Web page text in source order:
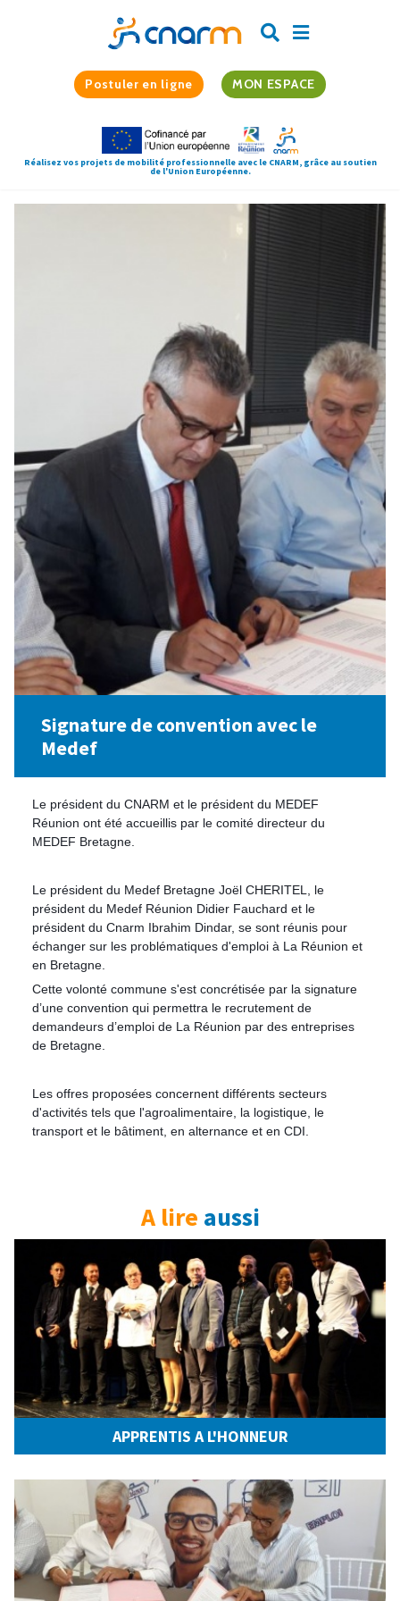
Postuler en ligne MON ESPACE
Réalisez vos projets de mobilité professionnelle avec le CNARM, grâce au soutien
de l'Union Européenne.
Signature de convention avec le
Medef
Le président du CNARM et le président du MEDEF
Réunion ont été accueillis par le comité directeur du
MEDEF Bretagne.
Le président du Medef Bretagne Joël CHERITEL, le
président du Medef Réunion Didier Fauchard et le
président du Cnarm Ibrahim Dindar, se sont réunis pour
échanger sur les problématiques d'emploi à La Réunion et
en Bretagne.
Cette volonté commune s'est concrétisée par la signature
d’une convention qui permettra le recrutement de
demandeurs d’emploi de La Réunion par des entreprises
de Bretagne.
Les offres proposées concernent différents secteurs
d'activités tels que l'agroalimentaire, la logistique, le
transport et le bâtiment, en alternance et en CDI.
A lire aussi
APPRENTIS A L'HONNEUR